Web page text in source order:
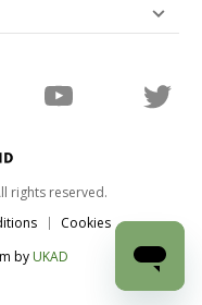
rights reserved.
Cookies
by UKAD